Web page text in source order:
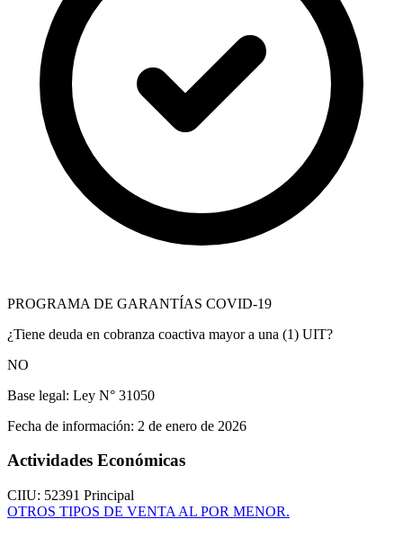
PROGRAMA DE GARANTÍAS COVID-19
¿Tiene deuda en cobranza coactiva mayor a una (1) UIT?
NO
Base legal: Ley N° 31050
Fecha de información: 2 de enero de 2026
Actividades Económicas
CIIU: 52391 Principal
OTROS TIPOS DE VENTA AL POR MENOR.